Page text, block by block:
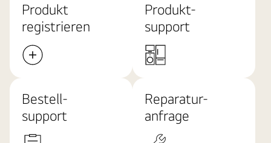
Produkt
registrieren
Produkt-
support
Bestell-
support
Reparatur-
anfrage